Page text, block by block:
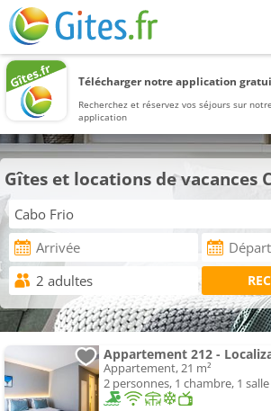
Télécharger notre application
Recherchez et réservez vos séjours sur notre
application
Gîtes et locations de vacances
Appartement, 21 m²
2 personnes, 1 chambre, 1